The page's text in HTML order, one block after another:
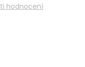
hodnocení